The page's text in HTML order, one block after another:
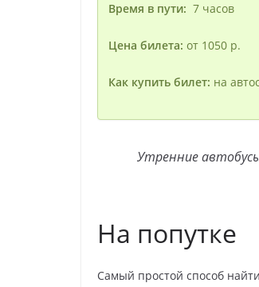
Время в пути: 7 часов
Цена билета: от 1050 р.
Как купить билет: на
Утренние
На попутке
Самый простой способ